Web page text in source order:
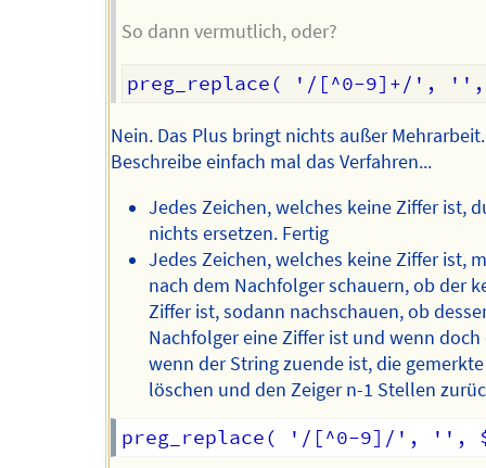
So dann vermutlich, oder?
Nein. Das Plus bringt nichts außer Mehrarbeit.
Beschreibe einfach mal das Verfahren...
Jedes Zeichen, welches keine Ziffer ist,
nichts ersetzen. Fertig
Jedes Zeichen, welches keine Ziffer ist,
nach dem Nachfolger schauern, ob der
Ziffer ist, sodann nachschauen, ob
Nachfolger eine Ziffer ist und wenn doch
wenn der String zuende ist, die
löschen und den Zeiger n-1 Stellen